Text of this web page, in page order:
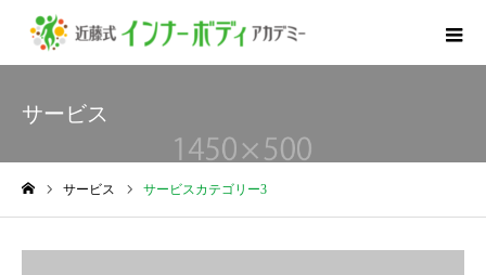
サービス
サービス サービスカテゴリー3